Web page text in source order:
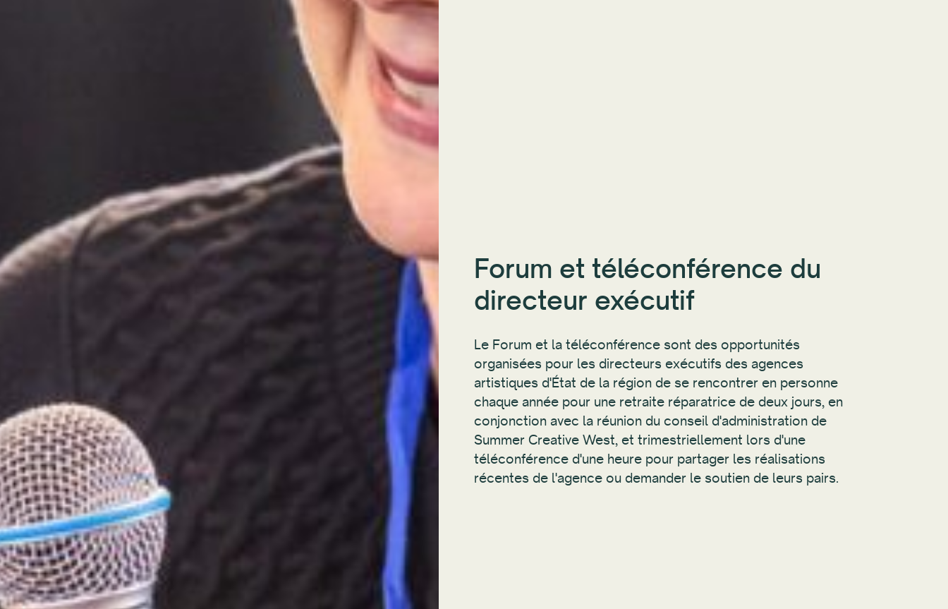
Forum et téléconférence du
directeur exécutif
Le Forum et la téléconférence sont des opportunités
organisées pour les directeurs exécutifs des agences
artistiques d'État de la région de se rencontrer en personne
chaque année pour une retraite réparatrice de deux jours, en
conjonction avec la réunion du conseil d'administration de
Summer Creative West, et trimestriellement lors d'une
téléconférence d'une heure pour partager les réalisations
récentes de l'agence ou demander le soutien de leurs pairs.